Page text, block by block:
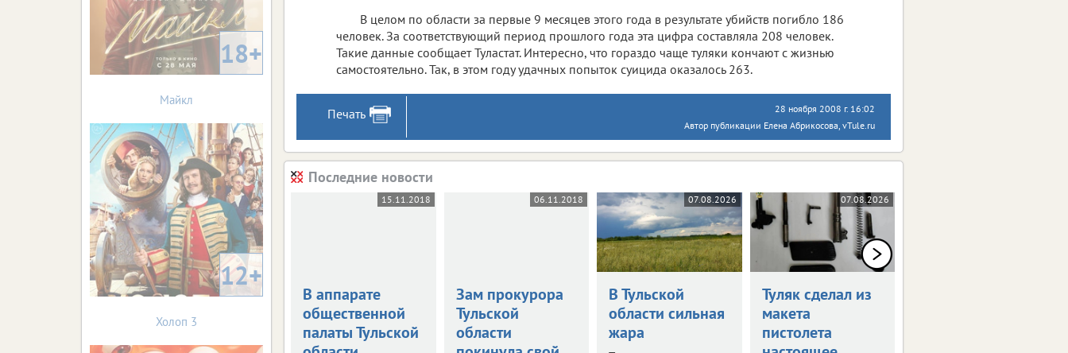
В целом по области за первые 9 месяцев этого года в результате убийств погибло 186
человек. За соответствующий период прошлого года эта цифра составляла 208 человек.
Такие данные сообщает Туластат. Интересно, что гораздо чаще туляки кончают с жизнью
самостоятельно. Так, в этом году удачных попыток суицида оказалось 263.
Печать
28 ноября 2008 г. 16:02
Автор публикации Елена Абрикосова, vTule.ru
Последние новости
15.11.2018
В аппарате
общественной
палаты Тульской
06.11.2018
Зам прокурора
Тульской
области
07.08.2026
В Тульской
области сильная
жара
07.08.2026
Туляк сделал из
макета
пистолета
18+
Майкл
12+
Холоп 3